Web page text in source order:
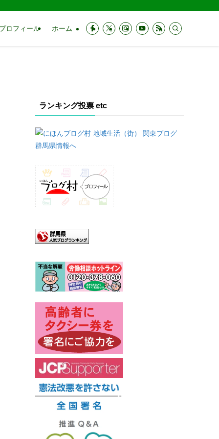
ロフィール ホーム
ランキング投票 etc